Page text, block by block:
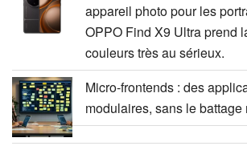
appareil photo pour les
OPPO Find X9 Ultra prend
couleurs très au sérieux.
Micro-frontends : des
modulaires, sans le